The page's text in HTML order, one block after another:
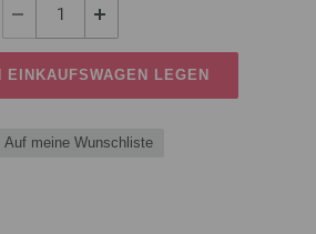
EINKAUFSWAGEN LEGEN
Auf meine Wunschliste